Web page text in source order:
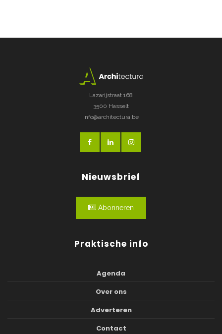
Lazarijstraat 168
3500 Hasselt
info@architectura.be
Nieuwsbrief
Abonneren
Praktische info
Agenda
Over ons
Adverteren
Contact